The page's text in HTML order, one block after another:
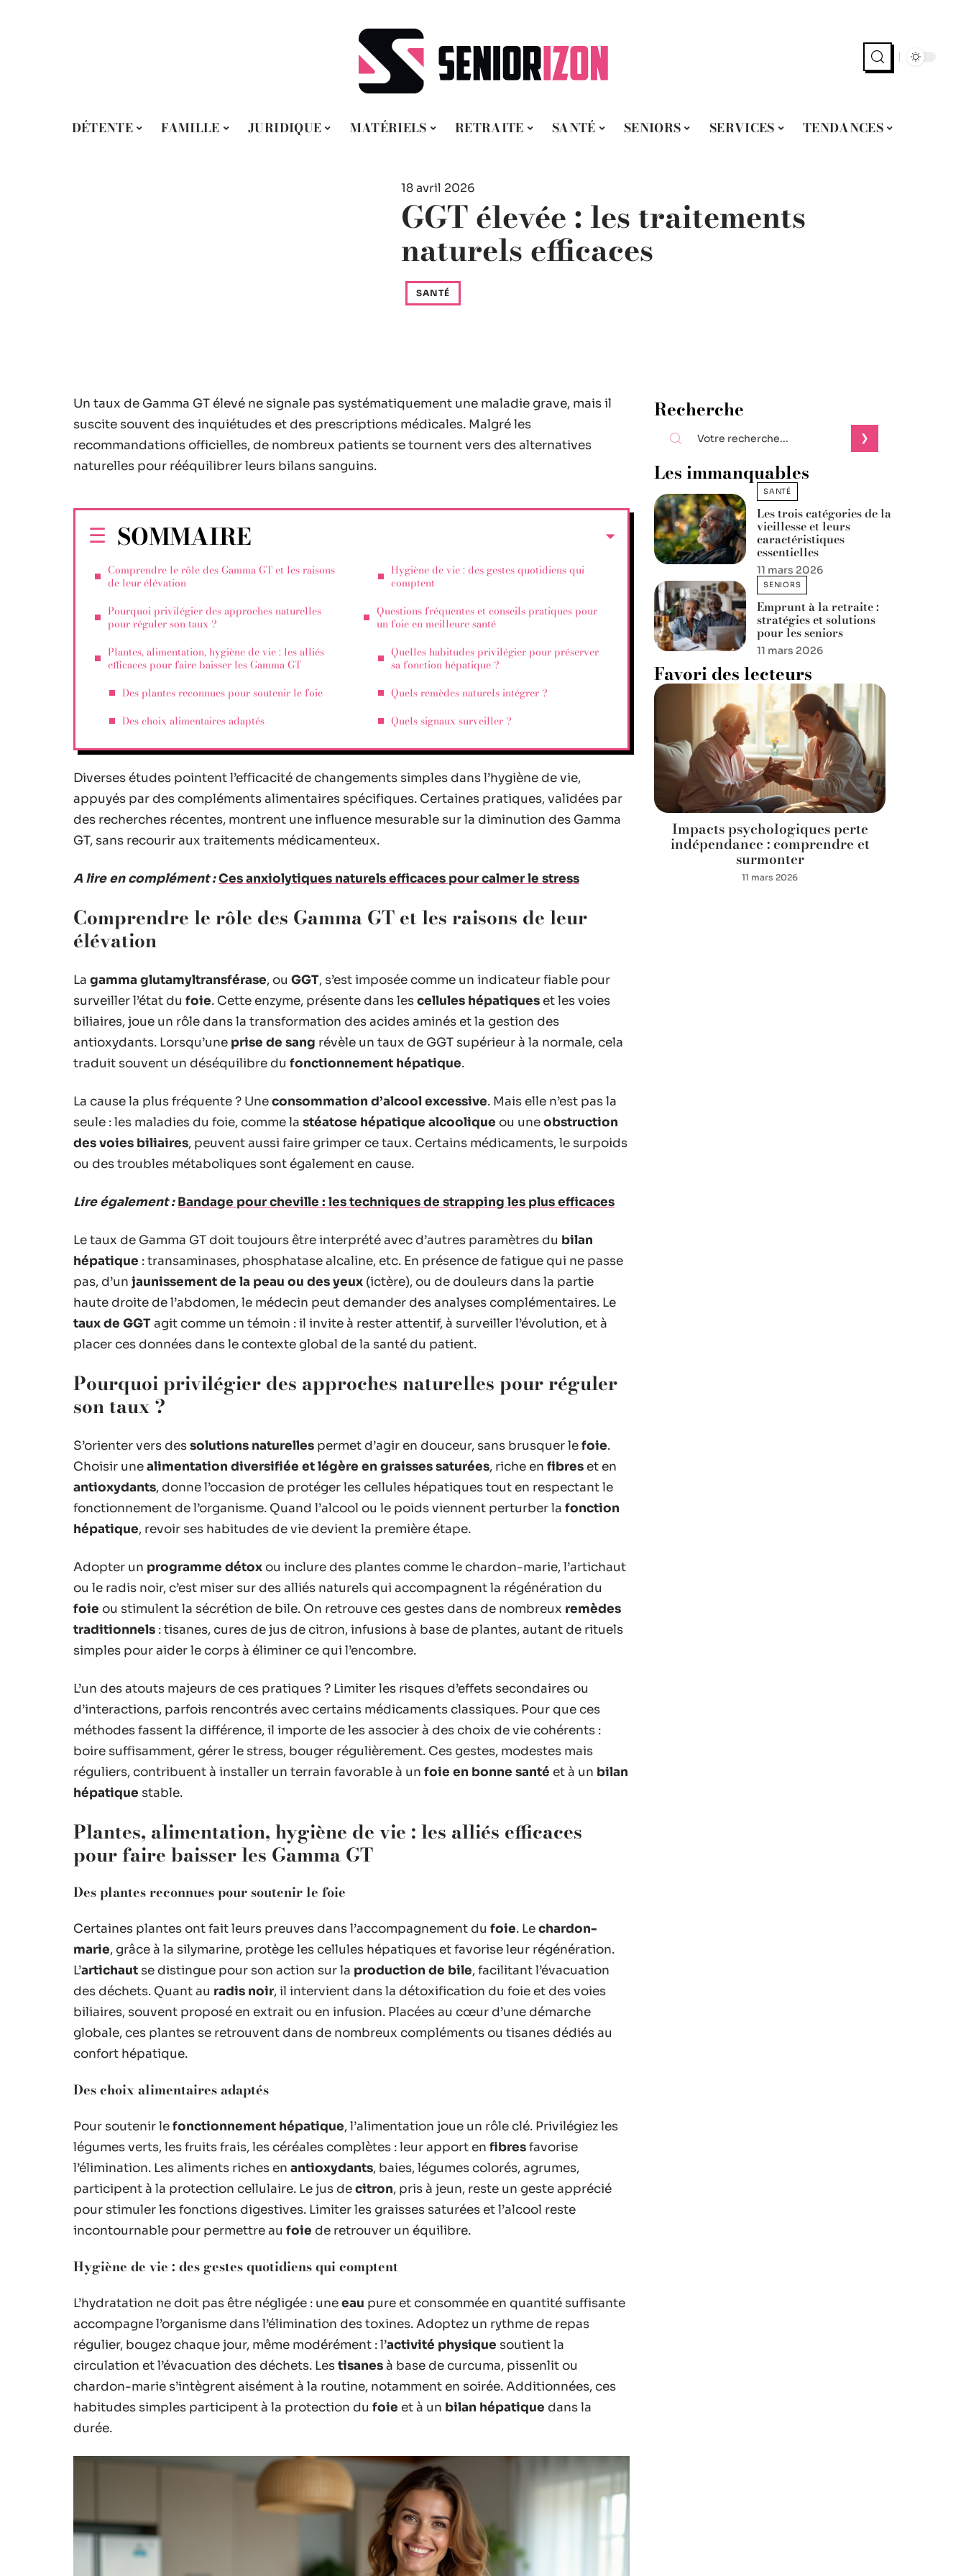
DÉTENTE FAMILLE JURIDIQUE MATÉRIELS RETRAITE SANTÉ SENIORS SERVICES TENDANCES
18 avril 2026
GGT élevée : les traitements
naturels efficaces
SANTÉ
Un taux de Gamma GT élevé ne signale pas systématiquement une maladie grave, mais il
suscite souvent des inquiétudes et des prescriptions médicales. Malgré les
recommandations officielles, de nombreux patients se tournent vers des alternatives
naturelles pour rééquilibrer leurs bilans sanguins.
SOMMAIRE
Comprendre le rôle des Gamma GT et les raisons
de leur élévation
Pourquoi privilégier des approches naturelles
pour réguler son taux ?
Plantes, alimentation, hygiène de vie : les alliés
efficaces pour faire baisser les Gamma GT
Des plantes reconnues pour soutenir le foie
Des choix alimentaires adaptés
Hygiène de vie : des gestes quotidiens qui
comptent
Questions fréquentes et conseils pratiques pour
un foie en meilleure santé
Quelles habitudes privilégier pour préserver
sa fonction hépatique ?
Quels remèdes naturels intégrer ?
Quels signaux surveiller ?
Diverses études pointent l’efficacité de changements simples dans l’hygiène de vie,
appuyés par des compléments alimentaires spécifiques. Certaines pratiques, validées par
des recherches récentes, montrent une influence mesurable sur la diminution des Gamma
GT, sans recourir aux traitements médicamenteux.
A lire en complément :Ces anxiolytiques naturels efficaces pour calmer le stress
Comprendre le rôle des Gamma GT et les raisons de leur
élévation
La gamma glutamyltransférase, ou GGT, s’est imposée comme un indicateur fiable pour
surveiller l’état du foie. Cette enzyme, présente dans lescellules hépatiques et les voies
biliaires, joue un rôle dans la transformation des acides aminés et la gestion des
antioxydants. Lorsqu’une prise de sang révèle un taux de GGT supérieur à la normale, cela
traduit souvent un déséquilibre du fonctionnement hépatique.
La cause la plus fréquente ? Uneconsommation d’alcool excessive. Mais elle n’est pas la
seule : les maladies du foie, comme la stéatose hépatique alcoolique ou uneobstruction
des voies biliaires, peuvent aussi faire grimper ce taux. Certains médicaments, le surpoids
ou des troubles métaboliques sont également en cause.
Lire également : Bandage pour cheville : les techniques de strapping les plus efficaces
Le taux de Gamma GT doit toujours être interprété avec d’autres paramètres du bilan
hépatique : transaminases, phosphatase alcaline, etc. En présence de fatigue qui ne passe
pas, d’un jaunissement de la peau ou des yeux (ictère), ou de douleurs dans la partie
haute droite de l’abdomen, le médecin peut demander des analyses complémentaires. Le
taux de GGTagit comme un témoin : il invite à rester attentif, à surveiller l’évolution, et à
placer ces données dans le contexte global de la santé du patient.
Pourquoi privilégier des approches naturelles pour réguler
son taux ?
S’orienter vers dessolutions naturelles permet d’agir en douceur, sans brusquer lefoie.
Choisir unealimentation diversifiée et légère en graisses saturées, riche en fibres et en
antioxydants, donne l’occasion de protéger les cellules hépatiques tout en respectant le
fonctionnement de l’organisme. Quand l’alcool ou le poids viennent perturber la fonction
hépatique, revoir ses habitudes de vie devient la première étape.
Adopter un programme détox ou inclure des plantes comme le chardon-marie, l’artichaut
ou le radis noir, c’est miser sur des alliés naturels qui accompagnent la régénération du
foie ou stimulent la sécrétion de bile. On retrouve ces gestes dans de nombreux remèdes
traditionnels : tisanes, cures de jus de citron, infusions à base de plantes, autant de rituels
simples pour aider le corps à éliminer ce qui l’encombre.
L’un des atouts majeurs de ces pratiques ? Limiter les risques d’effets secondaires ou
d’interactions, parfois rencontrés avec certains médicaments classiques. Pour que ces
méthodes fassent la différence, il importe de les associer à des choix de vie cohérents :
boire suffisamment, gérer le stress, bouger régulièrement. Ces gestes, modestes mais
réguliers, contribuent à installer un terrain favorable à un foie en bonne santé et à un bilan
hépatique stable.
Plantes, alimentation, hygiène de vie : les alliés efficaces
pour faire baisser les Gamma GT
Des plantes reconnues pour soutenir le foie
Certaines plantes ont fait leurs preuves dans l’accompagnement du foie. Lechardon-
marie, grâce à la silymarine, protège les cellules hépatiques et favorise leur régénération.
L’artichaut se distingue pour son action sur la production de bile, facilitant l’évacuation
des déchets. Quant au radis noir, il intervient dans la détoxification du foie et des voies
biliaires, souvent proposé en extrait ou en infusion. Placées au cœur d’une démarche
globale, ces plantes se retrouvent dans de nombreux compléments ou tisanes dédiés au
confort hépatique.
Des choix alimentaires adaptés
Pour soutenir lefonctionnement hépatique, l’alimentation joue un rôle clé. Privilégiez les
légumes verts, les fruits frais, les céréales complètes : leur apport en fibresfavorise
l’élimination. Les aliments riches en antioxydants, baies, légumes colorés, agrumes,
participent à la protection cellulaire. Le jus decitron, pris à jeun, reste un geste apprécié
pour stimuler les fonctions digestives. Limiter les graisses saturées et l’alcool reste
incontournable pour permettre au foie de retrouver un équilibre.
Hygiène de vie : des gestes quotidiens qui comptent
L’hydratation ne doit pas être négligée : uneeau pure et consommée en quantité suffisante
accompagne l’organisme dans l’élimination des toxines. Adoptez un rythme de repas
régulier, bougez chaque jour, même modérément : l’activité physique soutient la
circulation et l’évacuation des déchets. Lestisanesà base de curcuma, pissenlit ou
chardon-marie s’intègrent aisément à la routine, notamment en soirée. Additionnées, ces
habitudes simples participent à la protection du foie et à un bilan hépatique dans la
durée.
Recherche
Les immanquables
SANTÉ
Les trois catégories de la
vieillesse et leurs
caractéristiques
essentielles
11 mars 2026
SENIORS
Emprunt à la retraite :
stratégies et solutions
pour les seniors
11 mars 2026
Favori des lecteurs
Impacts psychologiques perte
indépendance : comprendre et
surmonter
11 mars 2026